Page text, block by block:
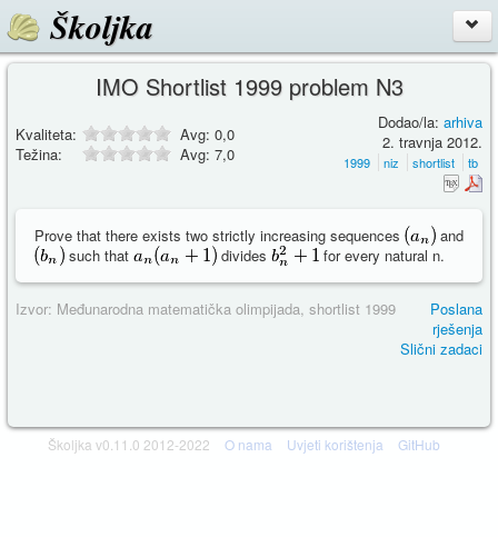
Školjka
IMO Shortlist 1999 problem N3
Kvaliteta: Avg: 0,0
Težina:
Avg: 7,0
Dodao/la: arhiva
2. travnja 2012.
1999 niz shortlist tb
Prove that there exists two strictly increasing sequences
and
such that
divides for every natural n.
Izvor: Međunarodna matematička olimpijada, shortlist 1999
Poslana
rješenja
Slični zadaci
Školjka v0.11.0 2012-2022 O nama Uvjeti korištenja GitHub